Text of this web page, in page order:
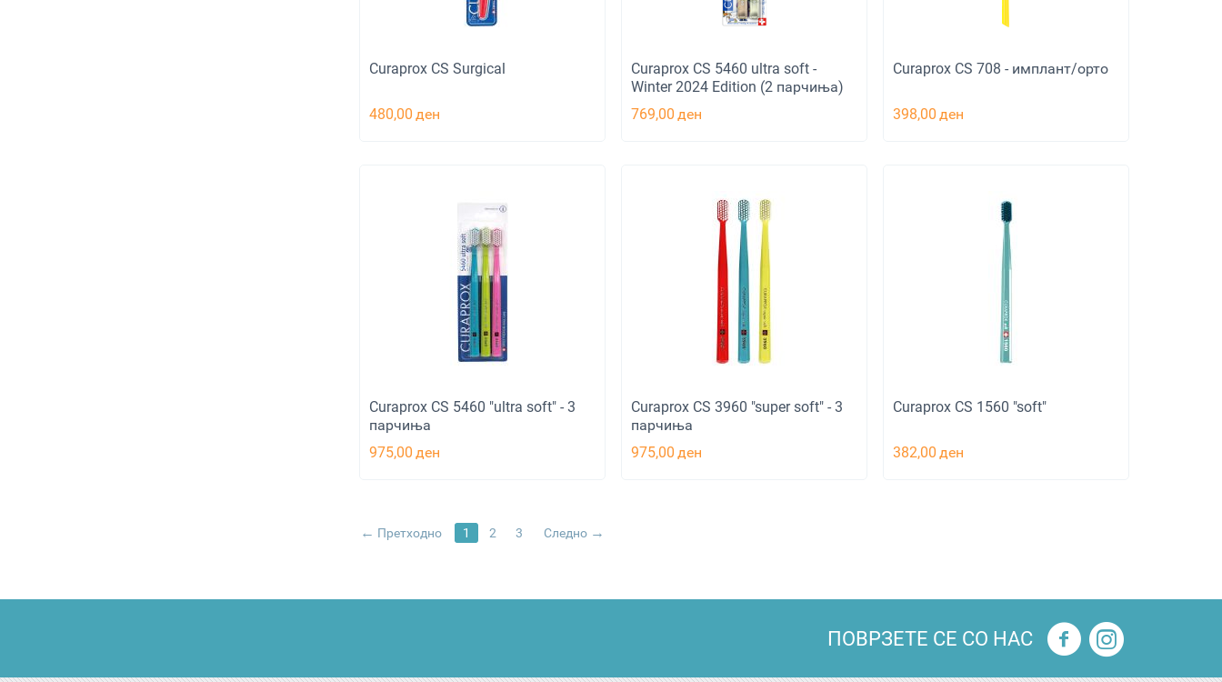
Curaprox CS Surgical
480,00 ден
Curaprox CS 5460 ultra soft -
Winter 2024 Edition (2 парчиња)
769,00 ден
Curaprox CS 708 - имплант/орто
398,00 ден
Curaprox CS 5460 "ultra soft" - 3
парчиња
975,00 ден
Curaprox CS 3960 "super soft" - 3
парчиња
975,00 ден
Curaprox CS 1560 "soft"
382,00 ден
Претходно 1 2 3 Следно
ПОВРЗЕТЕ СЕ СО НАС